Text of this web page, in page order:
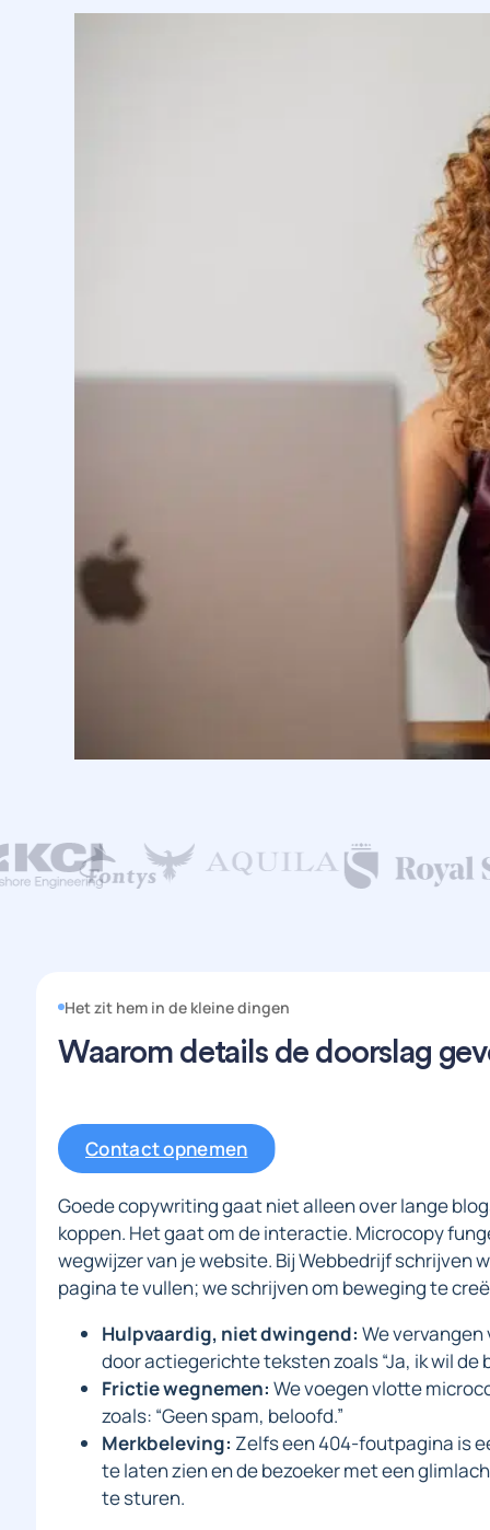
Het zit hem in de kleine dingen
Waarom details de doorslag
Contact opnemen
Goede copywriting gaat niet alleen over lange
koppen. Het gaat om de interactie. Microcopy
wegwijzer van je website. Bij Webbedrijf schrijven
pagina te vullen; we schrijven om beweging te
Hulpvaardig, niet dwingend: We vervangen
door actiegerichte teksten zoals “Ja, ik wil de
Frictie wegnemen: We voegen vlotte
zoals: “Geen spam, beloofd.”
Merkbeleving: Zelfs een 404-foutpagina is
te laten zien en de bezoeker met een
te sturen.